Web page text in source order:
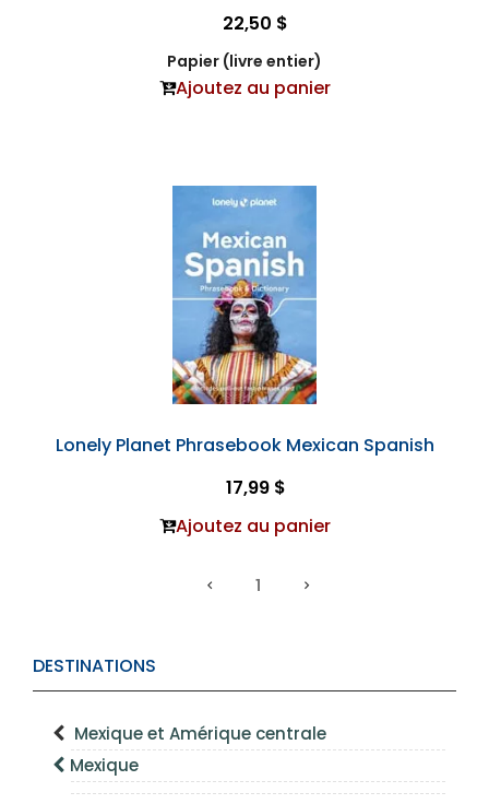
DESTINATIONS
Mexique et Amérique centrale
Mexique
22,50 $
Papier (livre entier)
Ajoutez au panier
Lonely Planet Phrasebook Mexican Spanish
17,99 $
Ajoutez au panier
1